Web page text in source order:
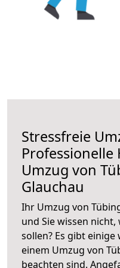
Stressfreie
Umzug von
Glauchau
Ihr Umzug von
und Sie wissen nicht,
sollen? Es gibt
einem Umzug von
beachten sind.